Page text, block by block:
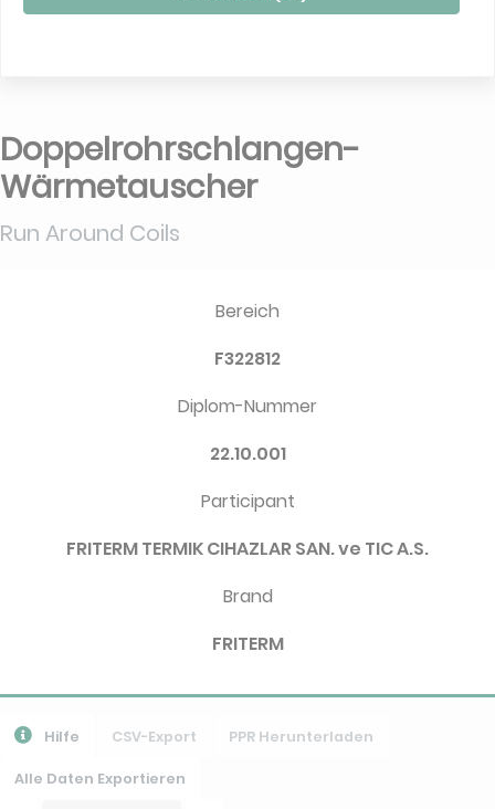
Doppelrohrschlangen-
Wärmetauscher
Run Around Coils
Bereich
F322812
Diplom-Nummer
22.10.001
Participant
FRITERM TERMIK CIHAZLAR SAN. ve TIC A.S.
Brand
FRITERM
Hilfe CSV-Export PPR Herunterladen
Alle Daten Exportieren